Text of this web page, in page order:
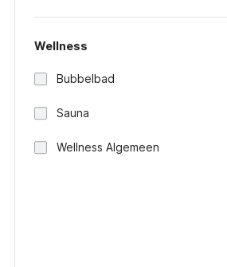
Wellness
Bubbelbad
Sauna
Wellness Algemeen